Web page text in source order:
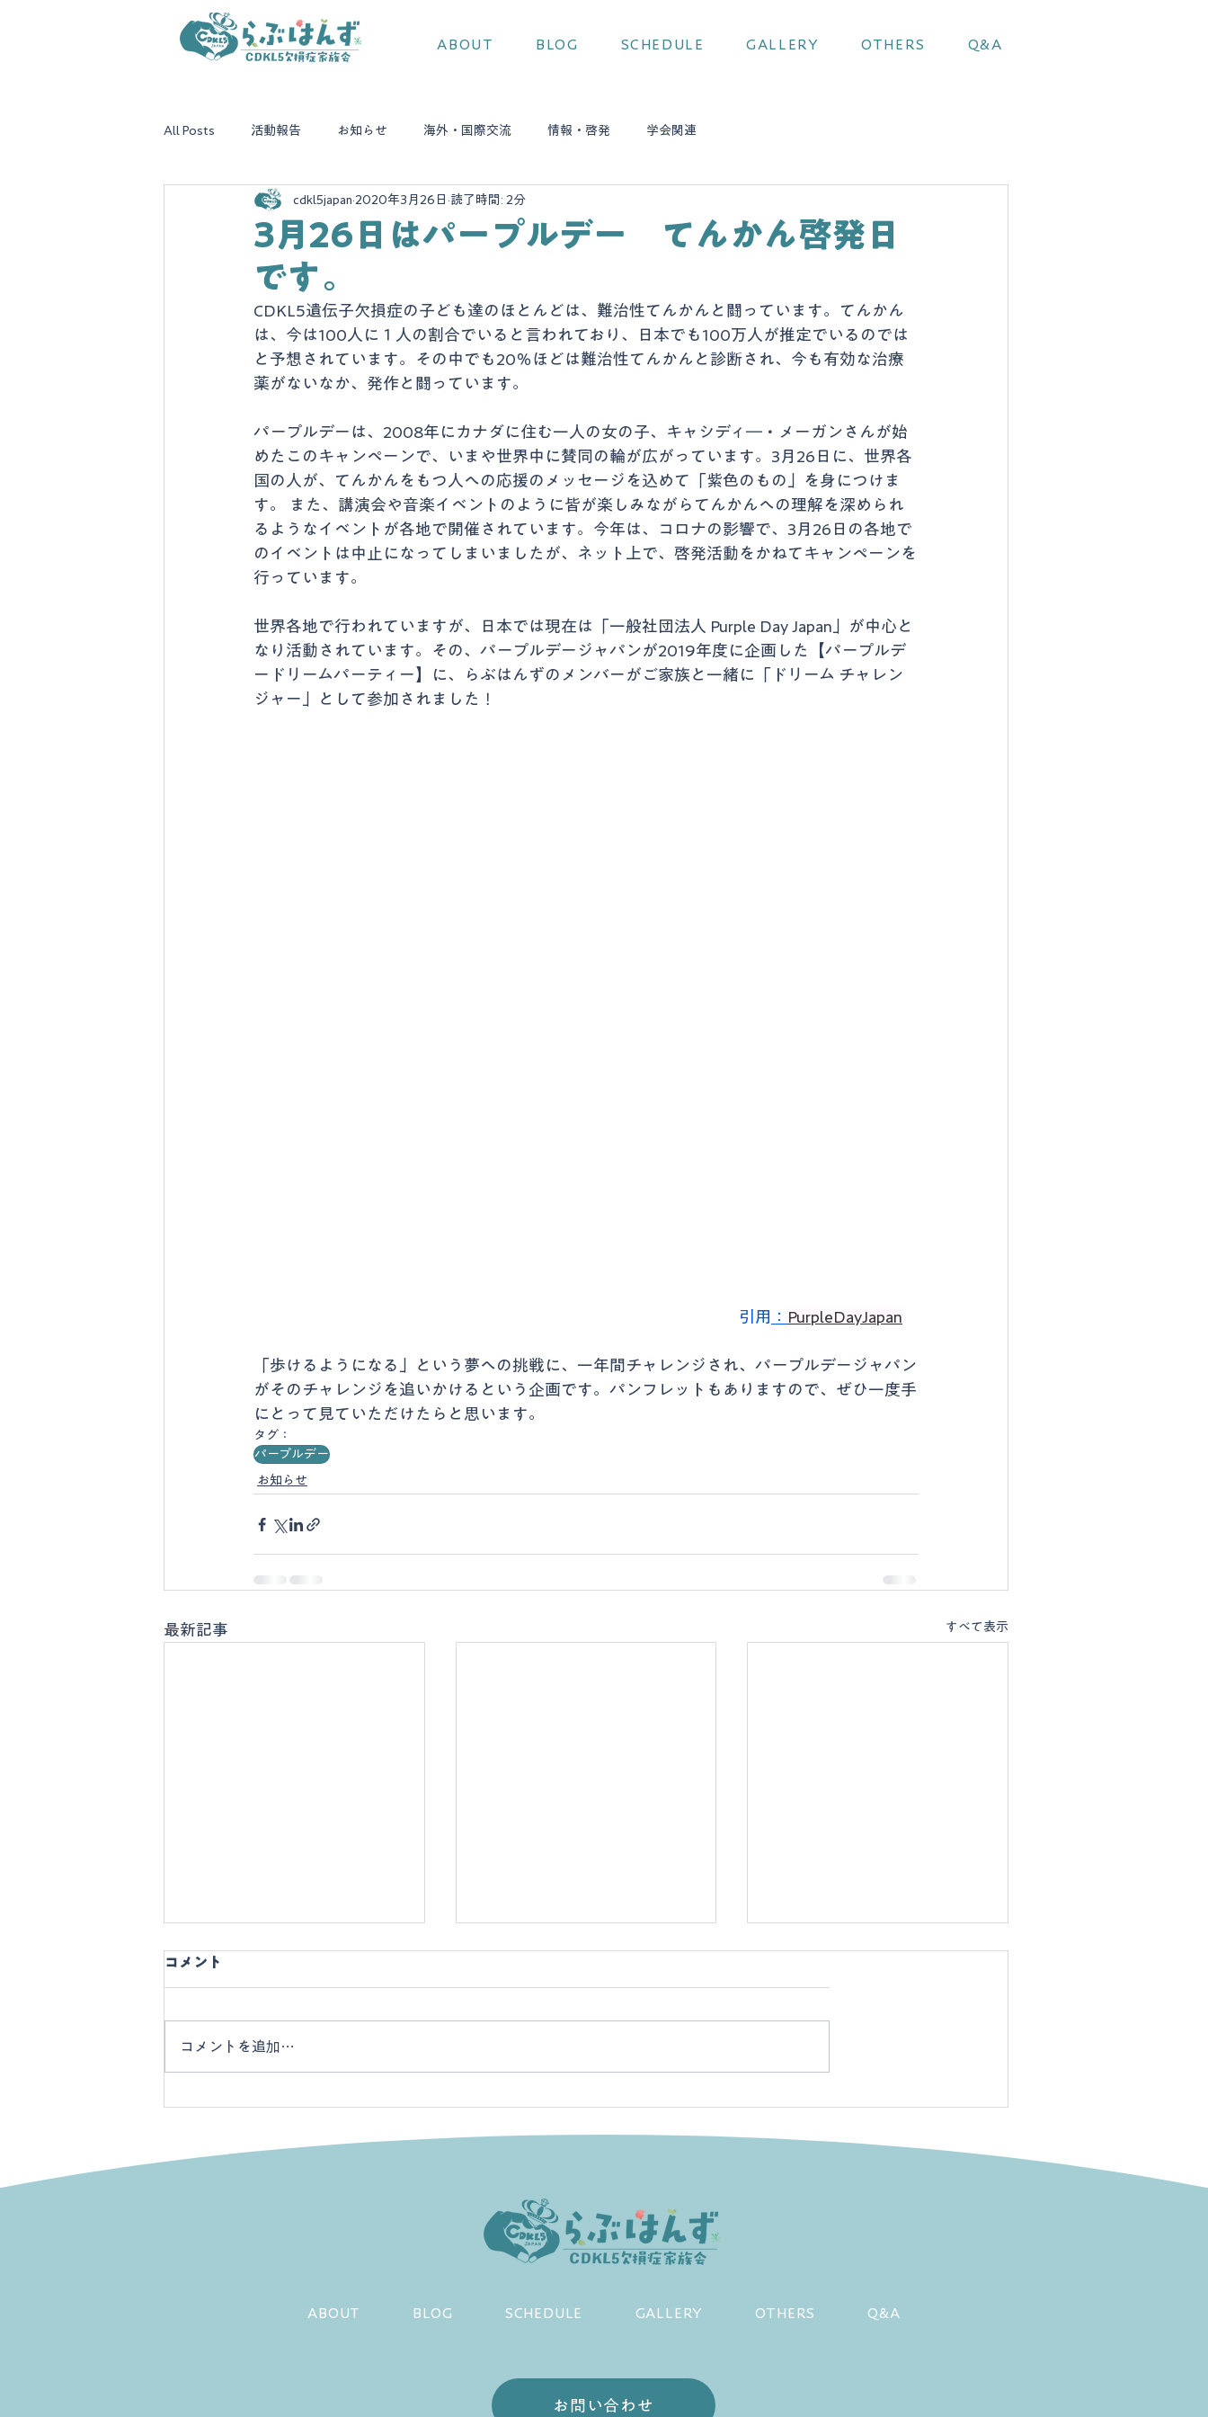
ABOUT BLOG SCHEDULE GALLERY OTHERS Q&A
All Posts 活動報告 お知らせ 海外・国際交流 情報・啓発 学会関連
3月26日はパープルデー てんかん啓発日
です。
cdkl5japan 2020年3月26日 読了時間: 2分
CDKL5遺伝子欠損症の子ども達のほとんどは、難治性てんかんと闘っています。てんかん
は、今は100人に１人の割合でいると言われており、日本でも100万人が推定でいるのでは
と予想されています。その中でも20％ほどは難治性てんかんと診断され、今も有効な治療
薬がないなか、発作と闘っています。
パープルデーは、2008年にカナダに住む一人の女の子、キャシディ―・メーガンさんが始
めたこのキャンペーンで、いまや世界中に賛同の輪が広がっています。3月26日に、世界各
国の人が、てんかんをもつ人への応援のメッセージを込めて「紫色のもの」を身につけま
す。 また、講演会や音楽イベントのように皆が楽しみながらてんかんへの理解を深められ
るようなイベントが各地で開催されています。今年は、コロナの影響で、3月26日の各地で
のイベントは中止になってしまいましたが、ネット上で、啓発活動をかねてキャンペーンを
行っています。
世界各地で行われていますが、日本では現在は「一般社団法人 Purple Day Japan」が中心と
なり活動されています。その、パープルデージャパンが2019年度に企画した【パープルデ
ードリームパーティー】に、らぶはんずのメンバーがご家族と一緒に「ドリーム チャレン
ジャー」として参加されました！
引用 ： PurpleDayJapan
「歩けるようになる」という夢への挑戦に、一年間チャレンジされ、パープルデージャパン
がそのチャレンジを追いかけるという企画です。パンフレットもありますので、ぜひ一度手
にとって見ていただけたらと思います。
タグ：
パープルデー
お知らせ
最新記事 すべて表示
6月17日 「国際CDKL5デ
らぶはんず家族会2026 開催
のお知らせ
コメント
コメントを追加…
ABOUT BLOG SCHEDULE GALLERY OTHERS Q&A
お問い合わせ